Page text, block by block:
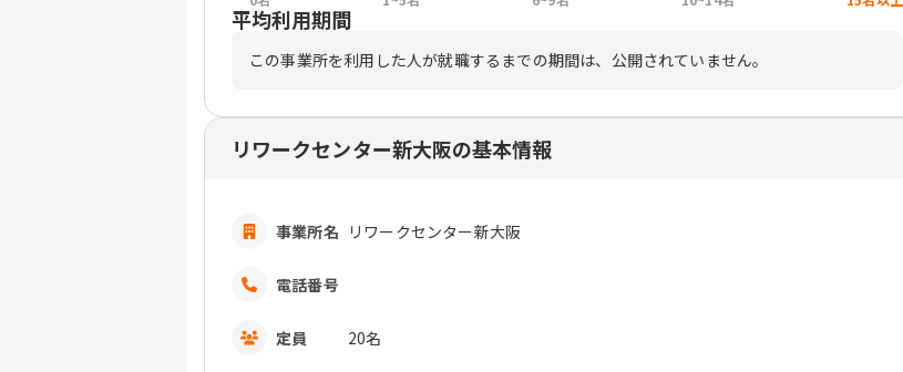
平均利用期間
この事業所を利用した人が就職するまでの期間は、公開されていません。
リワークセンター新大阪の基本情報
事業所名 リワークセンター新大阪
電話番号
定員 20名